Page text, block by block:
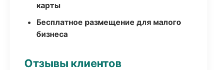
карты
Бесплатное размещение для малого
бизнеса
Отзывы клиентов